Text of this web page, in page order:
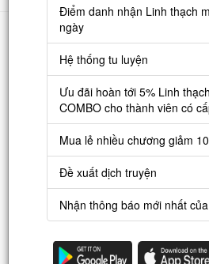
Danh sách
Truyện mới
Truyện Full
Truyện Dịch Miễn Phí
Thao tác
Đăng ký tài khoản
Danh sách combo
Điểm danh nhận Linh thạch
ngày
Hệ thống tu luyện
Ưu đãi hoàn tới 5% Linh
COMBO cho thành viên có
Mua lẻ nhiều chương giảm
Đề xuất dịch truyện
Nhận thông báo mới nhất